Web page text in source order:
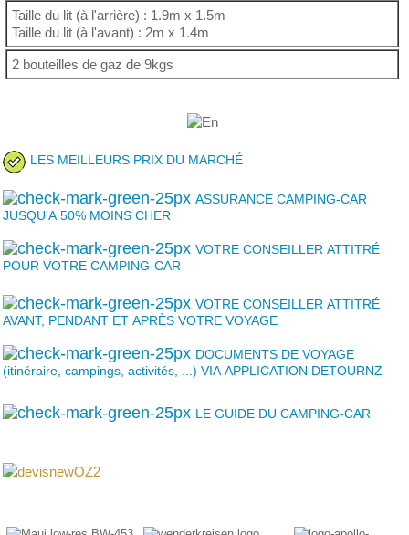
Taille du lit (à l'arrière) : 1.9m x 1.5m
Taille du lit (à l'avant) : 2m x 1.4m
2 bouteilles de gaz de 9kgs
LES MEILLEURS PRIX DU MARCHÉ
ASSURANCE CAMPING-CAR
JUSQU'A 50% MOINS CHER
VOTRE CONSEILLER ATTITRÉ
POUR VOTRE CAMPING-CAR
VOTRE CONSEILLER ATTITRÉ
AVANT, PENDANT ET APRÈS VOTRE VOYAGE
DOCUMENTS DE VOYAGE
(itinéraire, campings, activités, ...) VIA APPLICATION DETOURNZ
LE GUIDE DU CAMPING-CAR